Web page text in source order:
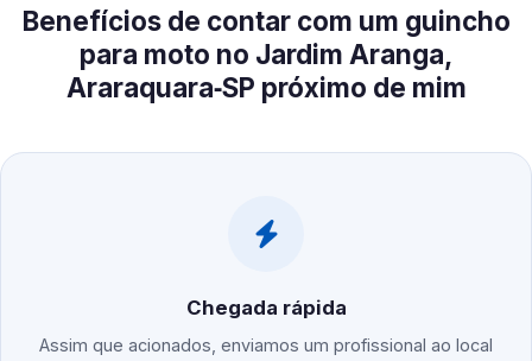
Benefícios de contar com um guincho
para moto no Jardim Aranga,
Araraquara‑SP próximo de mim
Chegada rápida
Assim que acionados, enviamos um profissional ao local